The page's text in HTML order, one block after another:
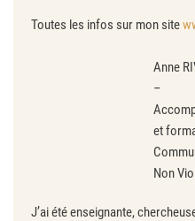
Toutes les infos sur mon site
Anne
–
et
Non
J’ai été enseignante,